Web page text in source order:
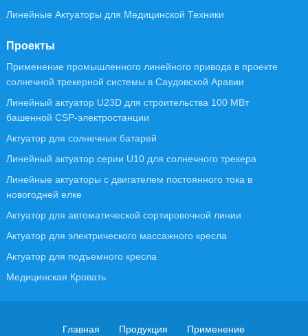
Линейные Актуаторы для Медицинской Техники
Проекты
Применение промышленного линейного привода в проекте
солнечной трекерной системы в Саудовской Аравии
Линейный актуатор U23D для строительства 100 МВт
башенной CSP-электростанции
Актуатор для солнечных батарей
Линейный актуатор серии U10 для солнечного трекера
Линейные актуаторы с двигателем постоянного тока в
новогодней елке
Актуатор для автоматической сортировочной линии
Актуатор для электрического массажного кресла
Актуатор для подъемного кресла
Медицинская Кровать
Главная Продукция Применение